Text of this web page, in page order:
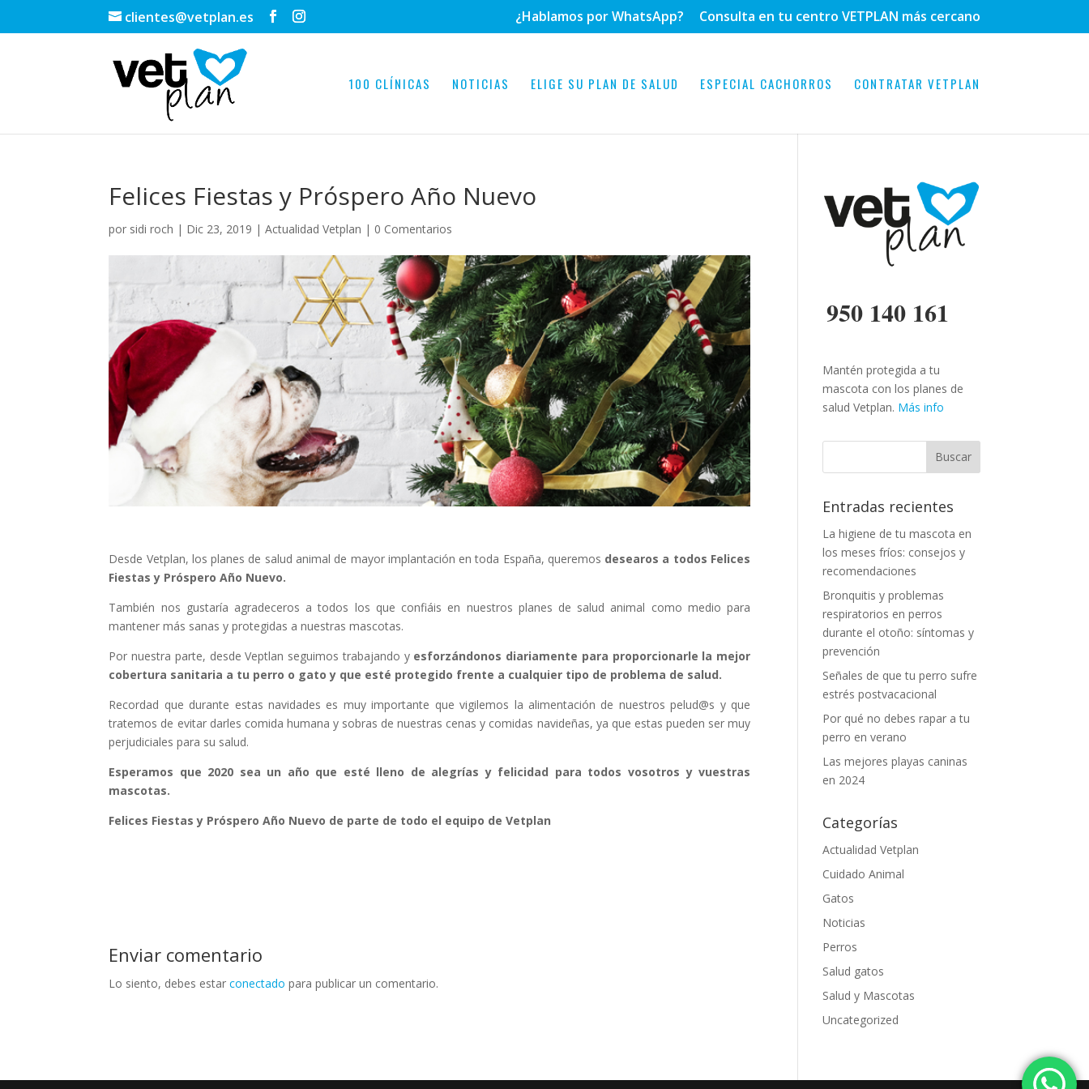
clientes@vetplan.es ¿Hablamos por WhatsApp? Consulta en tu centro VETPLAN más cercano
100 CLÍNICAS NOTICIAS ELIGE SU PLAN DE SALUD ESPECIAL CACHORROS CONTRATAR VETPLAN
Felices Fiestas y Próspero Año Nuevo
por sidi roch | Dic 23, 2019 |Actualidad Vetplan | 0 Comentarios
Desde Vetplan, los planes de salud animal de mayor implantación en toda España, queremos desearos a todos Felices
Fiestas y Próspero Año Nuevo.
También nos gustaría agradeceros a todos los que confiáis en nuestros planes de salud animal como medio para
mantener más sanas y protegidas a nuestras mascotas.
Por nuestra parte, desde Veptlan seguimos trabajando y esforzándonos diariamente para proporcionarle la mejor
cobertura sanitaria a tu perro o gato y que esté protegido frente a cualquier tipo de problema de salud.
Recordad que durante estas navidades es muy importante que vigilemos la alimentación de nuestros pelud@s y que
tratemos de evitar darles comida humana y sobras de nuestras cenas y comidas navideñas, ya que estas pueden ser muy
perjudiciales para su salud.
Esperamos que 2020 sea un año que esté lleno de alegrías y felicidad para todos vosotros y vuestras
mascotas.
Felices Fiestas y Próspero Año Nuevo de parte de todo el equipo de Vetplan
Enviar comentario
Lo siento, debes estarconectado para publicar un comentario.
950 140 161
Mantén protegida a tu
mascota con los planes de
salud Vetplan. Más info
Entradas recientes
La higiene de tu mascota en
los meses fríos: consejos y
recomendaciones
Bronquitis y problemas
respiratorios en perros
durante el otoño: síntomas y
prevención
Señales de que tu perro sufre
estrés postvacacional
Por qué no debes rapar a tu
perro en verano
Las mejores playas caninas
en 2024
Categorías
Actualidad Vetplan
Cuidado Animal
Gatos
Noticias
Perros
Salud gatos
Salud y Mascotas
Uncategorized